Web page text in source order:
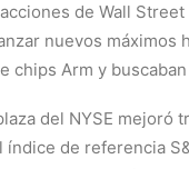
de Wall
nuevos
chips Arm y
del NYSE mejoró
índice de referencia